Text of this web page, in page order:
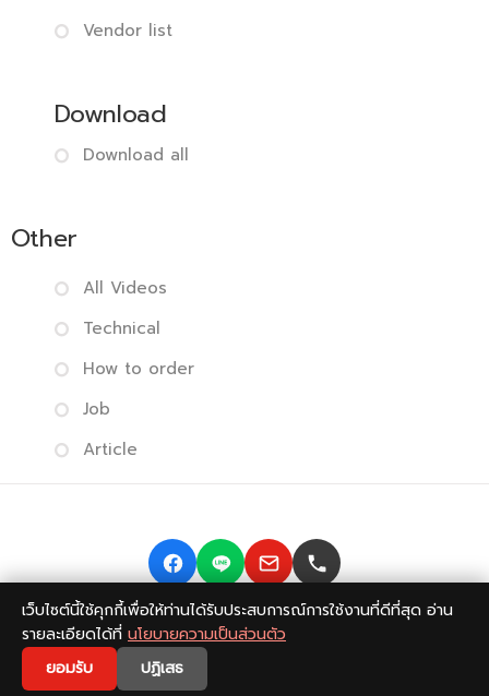
Vendor list
Download
Download all
Other
All Videos
Technical
How to order
Job
Article
Copyright © 2014-2026 BISMONPRINT Co.,LTD
Privacy
policy|Return Policy
เว็บไซต์นี้ใช้คุกกี้เพื่อให้ท่านได้รับประสบการณ์การใช้งานที่ดีที่สุด อ่าน
รายละเอียดได้ที่ นโยบายความเป็นส่วนตัว
ยอมรับ
ปฏิเสธ